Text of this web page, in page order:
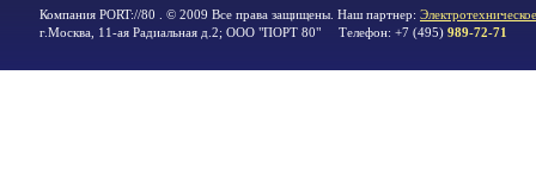
Компания PORT://80 . © 2009 Все права защищены. Наш партнер:
г.Москва 11-ая Радиальная д.2; ООО "ПОРТ 80" Телефон: +7 (495) 989-72-71